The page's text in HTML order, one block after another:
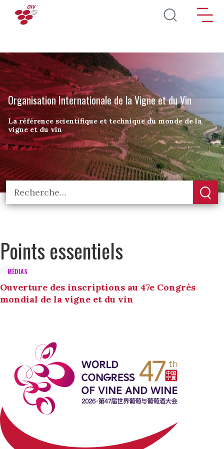
Aller au contenu principal
Organisation Internationale de la Vigne et du Vin
La référence scientifique et technique du monde de la
vigne et du vin
Points essentiels
MÉDIAS
Ouverture des inscriptions au 47e Congrès
mondial de la vigne et du vin